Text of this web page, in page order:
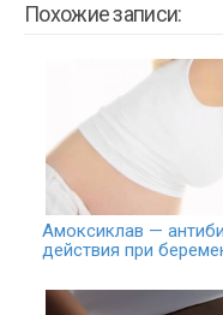
Похожие записи:
Амоксиклав —
действия при